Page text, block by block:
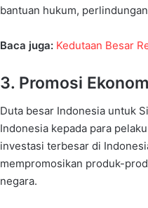
bantuan hukum,
Baca juga: Kedutaan Besar
3. Promosi
Duta besar Indonesia untuk
Indonesia kepada para
investasi terbesar di
mempromosikan produk-
negara.